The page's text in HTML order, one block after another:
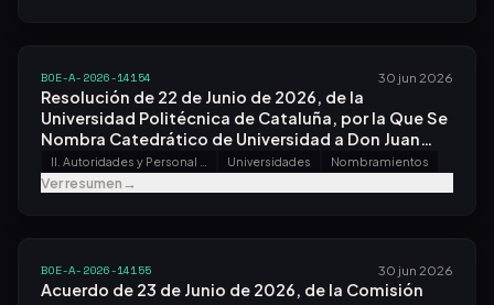
BOE-A-2026-14154 30 jun 2026
Resolución de 22 de Junio de 2026, de la
Universidad Politécnica de Cataluña, por la Que Se
Nombra Catedrático de Universidad a Don Juan
Carlos Cante Teran.
Universidades Nombramientos
Ver resumen→
BOE-A-2026-14155 30 jun 2026
Acuerdo de 23 de Junio de 2026, de la Comisión